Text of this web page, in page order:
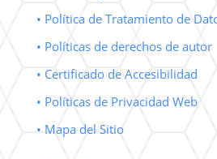
• Política de Tratamiento de
• Políticas de derechos de autor
• Certificado de Accesibilidad
• Políticas de Privacidad Web
• Mapa del Sitio